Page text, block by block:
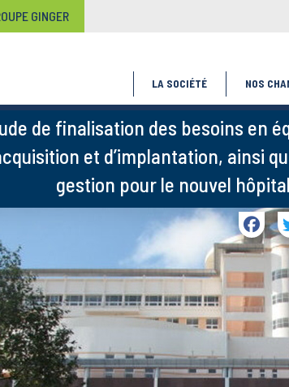
GINGER
LA SOCIÉTÉ NOS
de finalisation des besoins en
et d’implantation, ainsi
gestion pour le nouvel